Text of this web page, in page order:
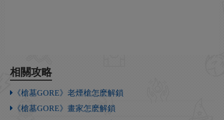
相關攻略
《槍墓GORE》老煙槍怎麽解鎖
《槍墓GORE》畫家怎麽解鎖